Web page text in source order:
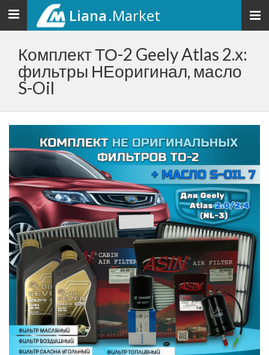
Toggle
navigation
Liana.Market
Комплект ТО-2 Geely Atlas 2.x:
фильтры НЕоригинал, масло
S-Oil